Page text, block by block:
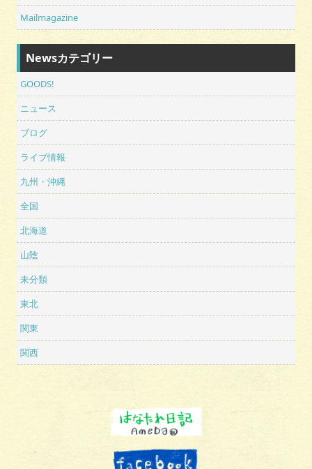
Mailmagazine
Newsカテゴリー
GOODS!
ニュース
ブログ
ライブ情報
九州・沖縄
全国
北海道
山陰
未分類
東北
関東
関西